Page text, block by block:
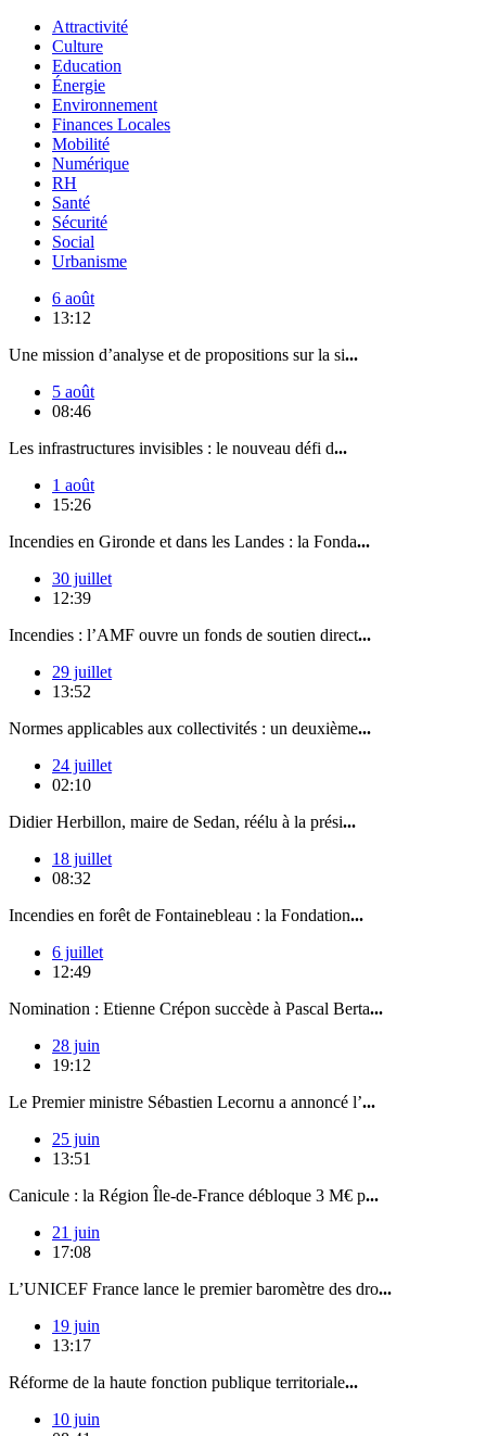
Attractivité
Culture
Education
Énergie
Environnement
Finances Locales
Mobilité
Numérique
RH
Santé
Sécurité
Social
Urbanisme
6 août
13:12
Une mission d’analyse et de propositions sur la si...
5 août
08:46
Les infrastructures invisibles : le nouveau défi d...
1 août
15:26
Incendies en Gironde et dans les Landes : la Fonda...
30 juillet
12:39
Incendies : l’AMF ouvre un fonds de soutien direct...
29 juillet
13:52
Normes applicables aux collectivités : un deuxième...
24 juillet
02:10
Didier Herbillon, maire de Sedan, réélu à la prési...
18 juillet
08:32
Incendies en forêt de Fontainebleau : la Fondation...
6 juillet
12:49
Nomination : Etienne Crépon succède à Pascal Berta...
28 juin
19:12
Le Premier ministre Sébastien Lecornu a annoncé l’...
25 juin
13:51
Canicule : la Région Île-de-France débloque 3 M€ p...
21 juin
17:08
L’UNICEF France lance le premier baromètre des dro...
19 juin
13:17
Réforme de la haute fonction publique territoriale...
10 juin